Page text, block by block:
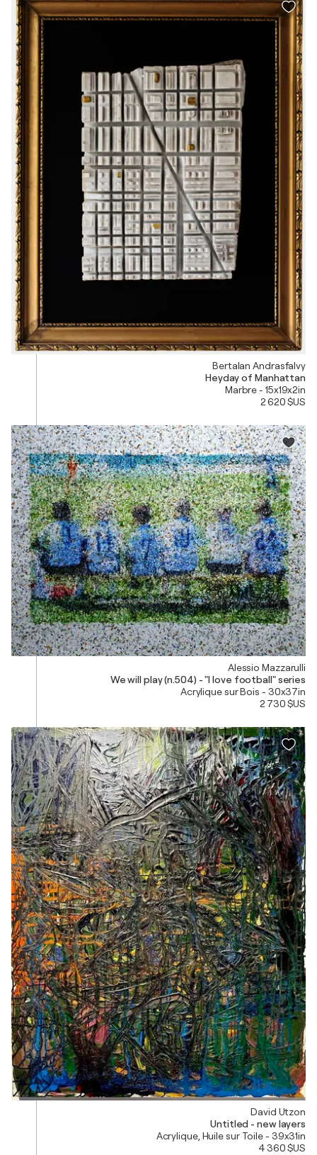
Bertalan Andrasfalvy
Heyday of Manhattan
Marbre - 15x19x2in
2 620 $US
Alessio Mazzarulli
We will play (n.504) - "I love football" series
Acrylique sur Bois - 30x37in
2 730 $US
David Utzon
Untitled - new layers
Acrylique, Huile sur Toile - 39x31in
4 360 $US